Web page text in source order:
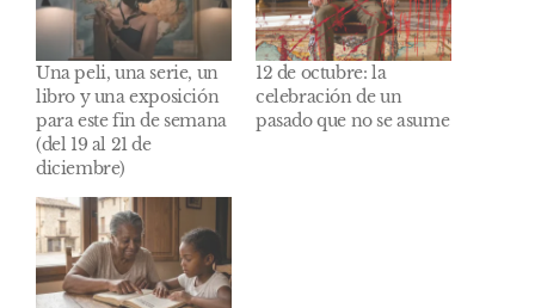
Una peli, una serie, un
libro y una exposición
para este fin de semana
(del 19 al 21 de
diciembre)
12 de octubre: la
celebración de un
pasado que no se asume